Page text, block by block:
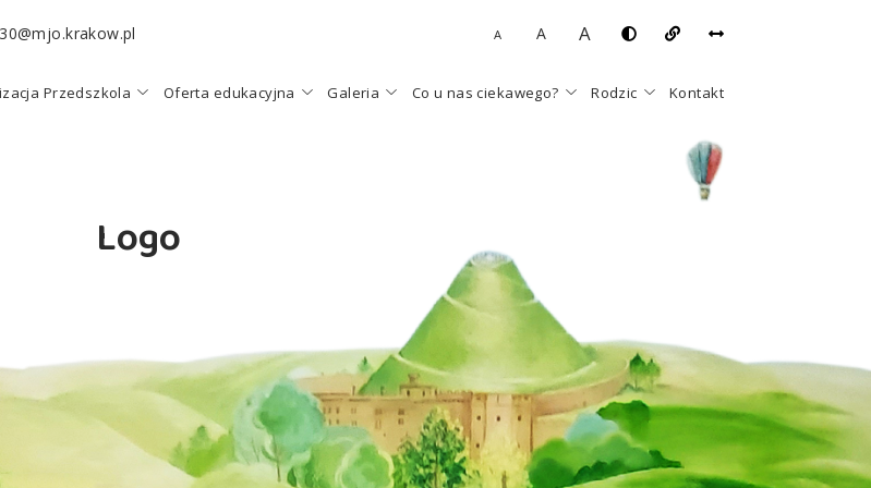
A A A
Przedszkola Oferta edukacyjna Galeria Co u nas ciekawego? Rodzic Kontakt
Logo